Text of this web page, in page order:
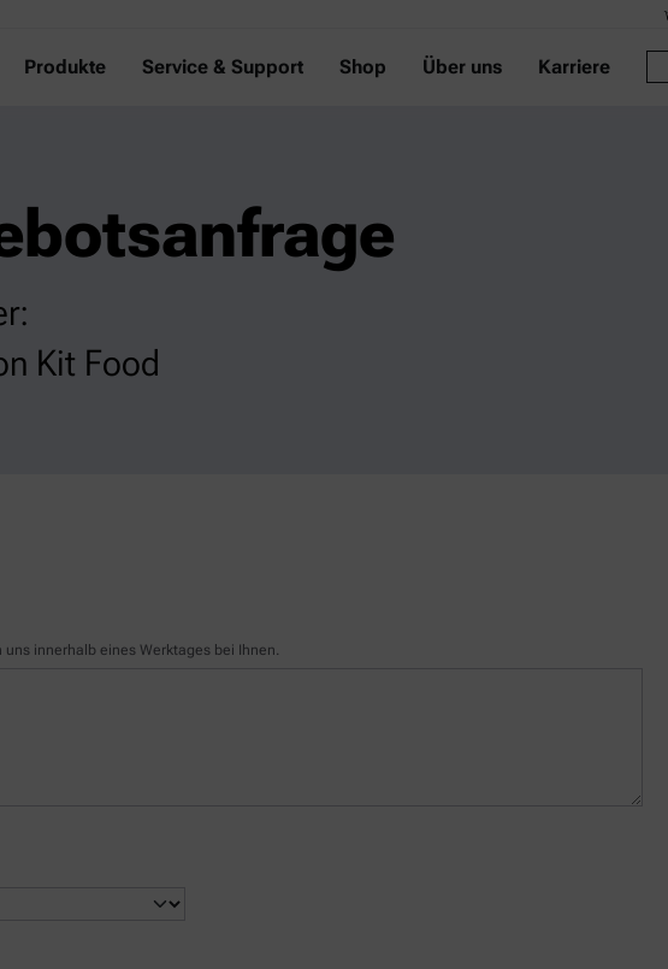
Produkte Service & Support Shop Über uns Karriere
Kit Food
innerhalb eines Werktages bei Ihnen.